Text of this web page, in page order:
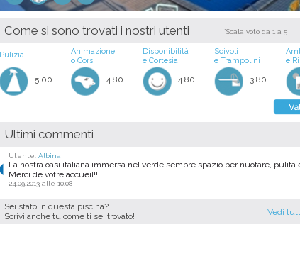
Come si sono trovati i nostri utenti *Scala voto da 1 a 5
Pulizia
5.00
Animazione
o Corsi
4.80
Disponibilità
e Cortesia
4.80
Scivoli
e Trampolini
3.80
e
Ultimi commenti
Utente: Albina
La nostra oasi italiana immersa nel verde,sempre spazio per nuotare, pulita
Merci de votre accueil!!
24.09.2013 alle 10.08
Sei stato in questa piscina?
Scrivi anche tu come ti sei trovato!
Vedi